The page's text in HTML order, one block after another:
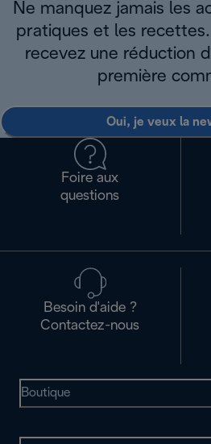
Ne manquez jamais les
pratiques et les
recevez une réduction
première
Oui, je veux la
Foire aux
questions
Besoin d'aide ?
Contactez-nous
Boutique